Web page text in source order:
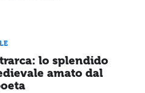
lo splendido
amato dal